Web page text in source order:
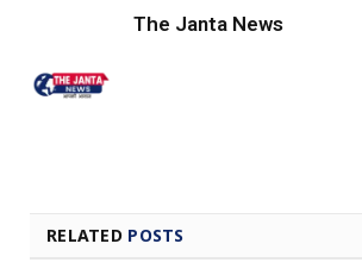
The Janta News
RELATED POSTS